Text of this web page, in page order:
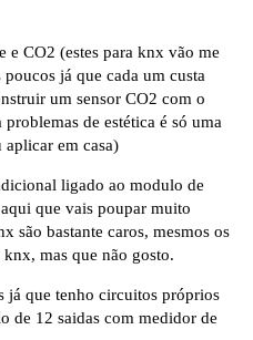
e CO2 (estes para knx vão me
já que cada um custa
um sensor CO2 com o
problemas de estética é só uma
aplicar em casa)
ligado ao modulo de
que vais poupar muito
são bastante caros, mesmos os
mas que não gosto.
já que tenho circuitos próprios
de 12 saidas com medidor de